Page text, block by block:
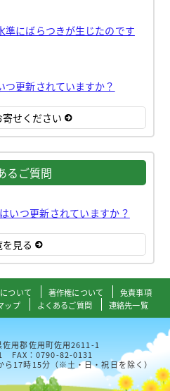
準にばらつきが生じたのです
更新されていますか？
せください
るご質問
いつ更新されていますか？
見る
ついて 著作権について
免責事項
ップ よくあるご質問 連絡先一覧
用郡佐用町佐用2611-1
FAX：0790-82-0131
ら17時15分（※土・日・祝日を除く）